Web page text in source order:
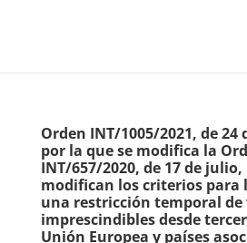
Orden INT/1005/2021, de 24
por la que se modifica la
INT/657/2020, de 17 de
modifican los criterios para
una restricción temporal de
imprescindibles desde
Unión Europea y países